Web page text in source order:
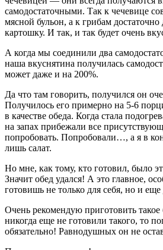
самодостаточными. Так к чечевице
мясной бульон, а к грибам достаточно
картошку. И так, и так будет очень
А когда мы соединили два
наша вкуснятина получилась
может даже и на 200%.
Да что там говорить, получился он
Получилось его примерно на 5-6
в качестве обеда. Когда стала
на запах прибежали все
попробовать. Попробовали…, а я в
лишь салат.
Но мне, как тому, кто готовил, было
Значит обед удался! А это главное,
готовишь не только для себя, но и еще
Очень рекомендую приготовить
никогда еще не готовили такого, то
обязательно! Равнодушных он не